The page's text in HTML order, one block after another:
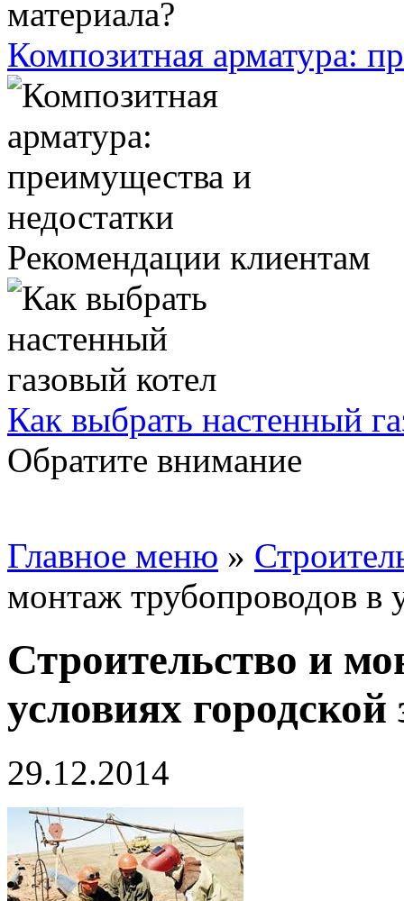
Композитная арматура:
Рекомендации клиентам
Как выбрать настенный
Обратите внимание
Главное меню »
монтаж трубопроводов в
Строительство и
условиях городской
29.12.2014